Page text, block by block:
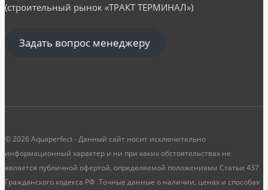
(строительный рынок «ТРАКТ ТЕРМИНАЛ»)
Задать вопрос менеджеру
© 2026 Aquaperfect - Данный сайт носит исключительно
информационный характер и ни при каких обстоятельствах не
является публичной офертой, определяемой положениями Статьи 437
Гражданского кодекса РФ. Точные данные о наличии, ценах и способах